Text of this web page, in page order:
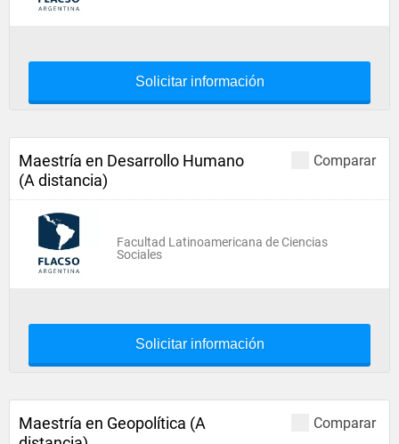
Solicitar información
Comparar
Maestría en Desarrollo Humano
(A distancia)
Facultad Latinoamericana de Ciencias
Sociales
Solicitar información
Comparar
Maestría en Geopolítica (A